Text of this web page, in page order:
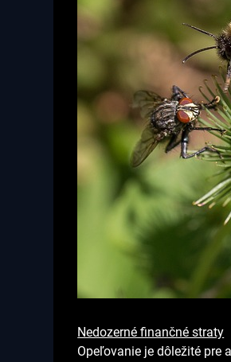
Nedozerné finančné straty
Opeľovanie je dôležité pre